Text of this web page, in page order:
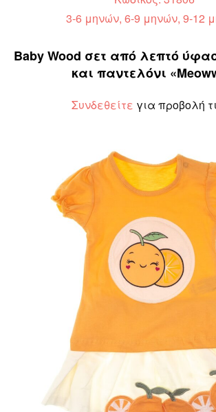
3-6 μηνών, 6-9 μηνών, 9-12
Baby Wood σετ από λεπτό
και παντελόνι
Συνδεθείτε για προβολή